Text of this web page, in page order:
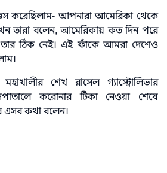
করেছিলাম- আপনারা আমেরিকা থেকে
তারা বলেন, আমেরিকায় কত দিন পরে
তার ঠিক নেই। এই ফাঁকে আমরা দেশেও
শেখ রাসেল গ্যাস্ট্রোলিভার
করোনার টিকা নেওয়া শেষে
এসব কথা বলেন।